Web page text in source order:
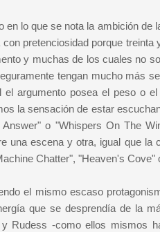
en lo que se nota la ambición
pretenciosidad porque
y muchas de los cuales no
tengan mucho más
argumento posea el peso o
la sensación de estar
o "Whispers On The
una escena y otra, igual que
Chatter", "Heaven's Cove"
el mismo escaso
que se desprendía de la
Rudess -como ellos mismos